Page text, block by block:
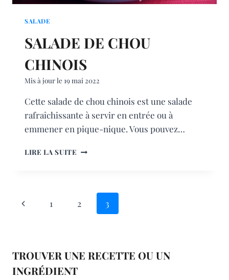
SALADE
SALADE DE CHOU
CHINOIS
Mis à jour le 19 mai 2022
Cette salade de chou chinois est une salade
rafraîchissante à servir en entrée ou à
emmener en pique-nique. Vous pouvez…
LIRE LA SUITE SALADE
NAVIGATION
Page
1 2 3
TROUVER UNE RECETTE OU UN
INGRÉDIENT